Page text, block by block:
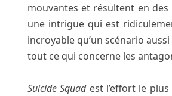
mouvantes et résultent en
une intrigue qui est
incroyable qu’un scénario
tout ce qui concerne les
Suicide Squadest l’effort le